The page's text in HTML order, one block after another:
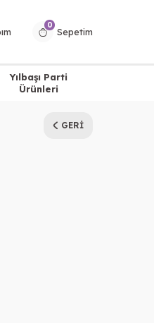
0
Sepetim
Yılbaşı Parti
Ürünleri
GERI